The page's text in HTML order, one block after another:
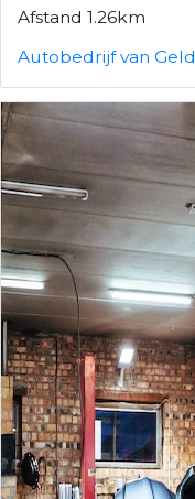
Afstand 1.26km
Autobedrijf van